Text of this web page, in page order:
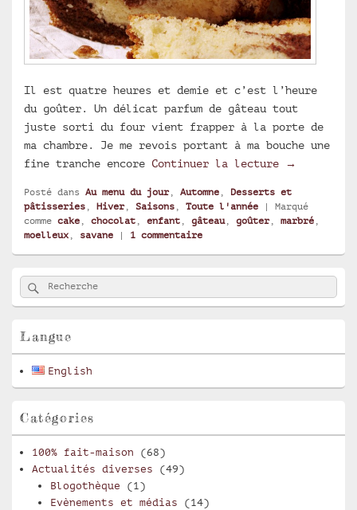
Il est quatre heures et demie et c’est l’heure
du goûter. Un délicat parfum de gâteau tout
juste sorti du four vient frapper à la porte de
ma chambre. Je me revois portant à ma bouche une
fine tranche encore Continuer la lecture Gâteau
→
Posté dans Au menu du jour, Automne , Desserts et
pâtisseries , Hiver, Saisons , Toute l'année | Marqué
comme cake , chocolat , enfant , gâteau, goûter, marbré ,
moelleux , savane | 1 commentaire
Zone
principale
de
pour
latérale
Recherche :
Rechercher
Langue
English
Catégories
100% fait-maison (68)
Actualités diverses (49)
Blogothèque (1)
Evènements et médias (14)